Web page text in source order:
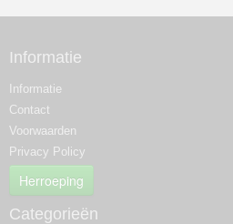
Informatie
Informatie
Contact
Voorwaarden
Privacy Policy
Herroeping
Categorieën